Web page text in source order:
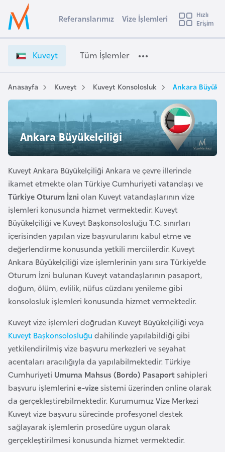
Ülke Seçimi
Başvuru yapmak istediğiniz ülkeyi seçin
Üye
Girişi
u
e
y
V
z
e
İ
ş
l
e
m
i
e
t
ş
i
Referanslarımız Vize İşlemleri
Hızlı
Erişim
Kuveyt Tüm İşlemler
Anasayfa Kuveyt Kuveyt Konsolosluk Ankara
Ankara Büyükelçiliği
Kuveyt Ankara Büyükelçiliği Ankara ve çevre illerinde
ikamet etmekte olan Türkiye Cumhuriyeti vatandaşı ve
Türkiye Oturum İzni olan Kuveyt vatandaşlarının vize
işlemleri konusunda hizmet vermektedir. Kuveyt
Büyükelçiliği ve Kuveyt Başkonsolosluğu T.C. sınırları
içerisinden yapılan vize başvurularını kabul etme ve
değerlendirme konusunda yetkili merciilerdir. Kuveyt
Ankara Büyükelçiliği vize işlemlerinin yanı sıra Türkiye’de
Oturum İzni bulunan Kuveyt vatandaşlarının pasaport,
doğum, ölüm, evlilik, nüfus cüzdanı yenileme gibi
konsolosluk işlemleri konusunda hizmet vermektedir.
Kuveyt vize işlemleri doğrudan Kuveyt Büyükelçiliği veya
Kuveyt Başkonsolosluğu dahilinde yapılabildiği gibi
yetkilendirilmiş vize başvuru merkezleri ve seyahat
acentaları aracılığıyla da yapılabilmektedir. Türkiye
Cumhuriyeti Umuma Mahsus (Bordo) Pasaportsahipleri
başvuru işlemlerini e-vizesistemi üzerinden online olarak
da gerçekleştirebilmektedir. Kurumumuz Vize Merkezi
Kuveyt vize başvuru sürecinde profesyonel destek
sağlayarak işlemlerin prosedüre uygun olarak
gerçekleştirilmesi konusunda hizmet vermektedir.
s
t
r
a
A
v
u
t
u
r
y
a
A
z
e
r
a
y
c
a
n
B
a
h
r